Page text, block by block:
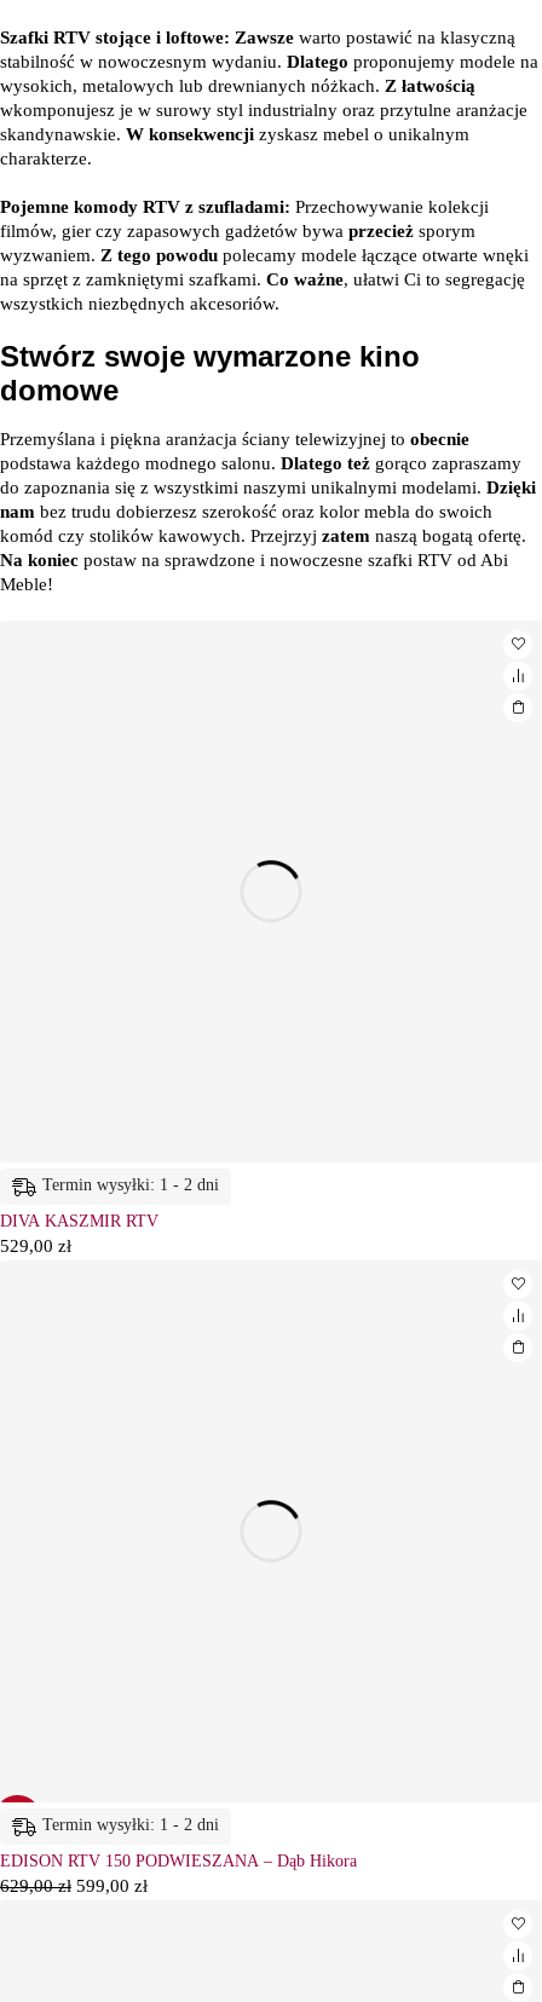
Szafki RTV stojące i loftowe: Zawsze warto postawić na klasyczną
stabilność w nowoczesnym wydaniu. Dlatego proponujemy modele na
wysokich, metalowych lub drewnianych nóżkach. Z łatwością
wkomponujesz je w surowy styl industrialny oraz przytulne aranżacje
skandynawskie. W konsekwencji zyskasz mebel o unikalnym
charakterze.
Pojemne komody RTV z szufladami: Przechowywanie kolekcji
filmów, gier czy zapasowych gadżetów bywa przecież sporym
wyzwaniem. Z tego powodu polecamy modele łączące otwarte wnęki
na sprzęt z zamkniętymi szafkami. Co ważne, ułatwi Ci to segregację
wszystkich niezbędnych akcesoriów.
Stwórz swoje wymarzone kino
domowe
Przemyślana i piękna aranżacja ściany telewizyjnej to obecnie
podstawa każdego modnego salonu. Dlatego też gorąco zapraszamy
do zapoznania się z wszystkimi naszymi unikalnymi modelami. Dzięki
nam bez trudu dobierzesz szerokość oraz kolor mebla do swoich
komód czy stolików kawowych. Przejrzyj zatem naszą bogatą ofertę.
Na koniec postaw na sprawdzone i nowoczesne szafki RTV od Abi
Meble!
Termin wysyłki: 1 - 2 dni
DIVA KASZMIR RTV
529,00 zł
-5%
Termin wysyłki: 1 - 2 dni
EDISON RTV 150 PODWIESZANA – Dąb Hikora
629,00zł 599,00 zł